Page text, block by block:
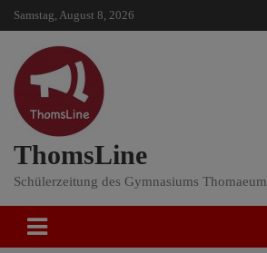
SkipSamstag, August 8, 2026
ThomsLine
Schülerzeitung des Gymnasiums Thomaeum